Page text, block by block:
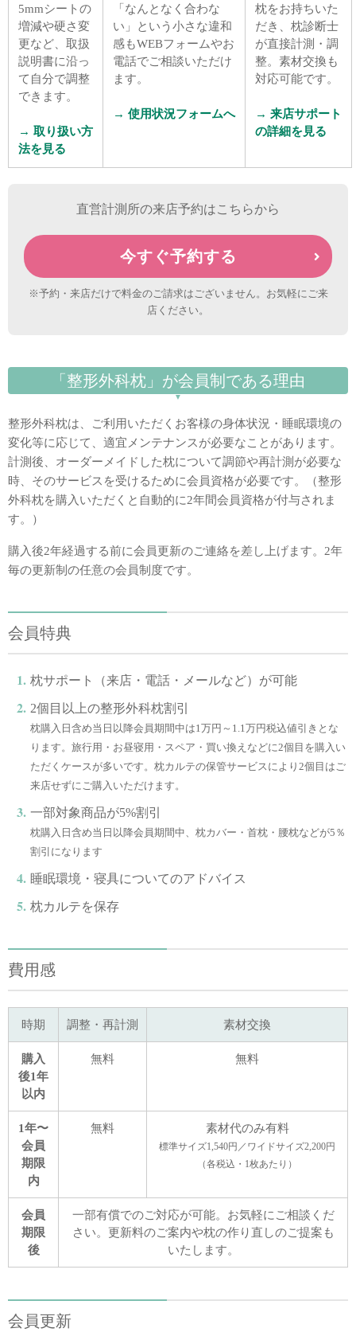
5mmシートの
増減や硬さ変
更など、取扱
説明書に沿っ
て自分で調整
できます。
→ 取り扱い方
法を見る
「なんとなく合わな
い」という小さな違和
感もWEBフォームやお
電話でご相談いただけ
ます。
→ 使用状況フォームへ
枕をお持ちいた
だき、枕診断士
が直接計測・調
整。素材交換も
対応可能です。
→ 来店サポート
の詳細を見る
直営計測所の来店予約はこちらから
今すぐ予約する
※予約・来店だけで料金のご請求はございません。お気軽にご来
店ください。
「整形外科枕」が会員制である理由
整形外科枕は、ご利用いただくお客様の身体状況・睡眠環境の
変化等に応じて、適宜メンテナンスが必要なことがあります。
計測後、オーダーメイドした枕について調節や再計測が必要な
時、そのサービスを受けるために会員資格が必要です。（整形
外科枕を購入いただくと自動的に2年間会員資格が付与されま
す。）
購入後2年経過する前に会員更新のご連絡を差し上げます。2年
毎の更新制の任意の会員制度です。
会員特典
枕サポート（来店・電話・メールなど）が可能
2個目以上の整形外科枕割引
枕購入日含め当日以降会員期間中は1万円～1.1万円税込値引きとな
ります。旅行用・お昼寝用・スペア・買い換えなどに2個目を購入い
ただくケースが多いです。枕カルテの保管サービスにより2個目はご
来店せずにご購入いただけます。
一部対象商品が5%割引
枕購入日含め当日以降会員期間中、枕カバー・首枕・腰枕などが5％
割引になります
睡眠環境・寝具についてのアドバイス
枕カルテを保存
費用感
時期 調整・再計測 素材交換
購入
後1年
以内
無料 無料
1年〜
会員
期限
内
無料 素材代のみ有料
標準サイズ1,540円／ワイドサイズ2,200円
（各税込・1枚あたり）
会員
期限
後
一部有償でのご対応が可能。お気軽にご相談くだ
さい。更新料のご案内や枕の作り直しのご提案も
いたします。
会員更新